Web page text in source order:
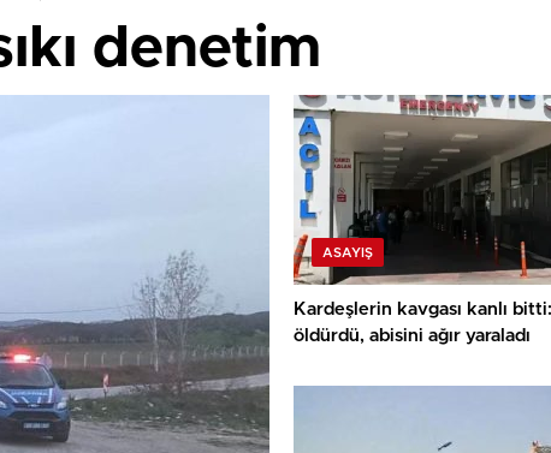
denetim
ASAYIŞ
Kardeşlerin kavgası kanlı
öldürdü, abisini ağır yaraladı